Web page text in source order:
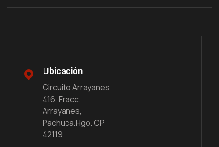
Ubicación
Circuito Arrayanes
416, Fracc.
Arrayanes,
Pachuca,Hgo. CP
42119